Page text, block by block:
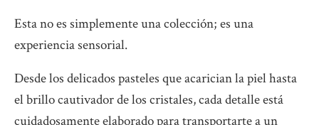
Esta no es simplemente una colección; es una
experiencia sensorial.
Desde los delicados pasteles que acarician la piel hasta
el brillo cautivador de los cristales, cada detalle está
cuidadosamente elaborado para transportarte a un